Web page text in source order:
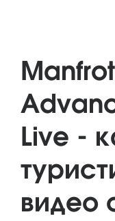
Live -
видео